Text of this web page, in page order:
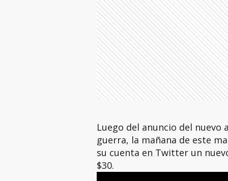
Luego del anuncio del
guerra, la mañana de este
su cuenta en Twitter un
$30.